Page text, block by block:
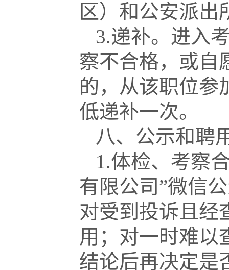
区）和公安派出
3.递补。进入
察不合格，或自
的，从该职位参
低递补一次。
八、公示和聘
1.体检、考察
有限公司”微信
对受到投诉且经
用；对一时难以
结论后再决定是